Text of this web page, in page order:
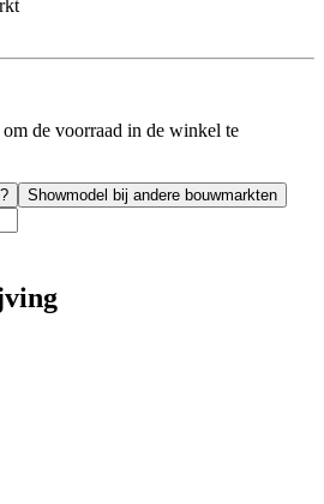
de voorraad in de winkel te
Showmodel bij andere bouwmarkten